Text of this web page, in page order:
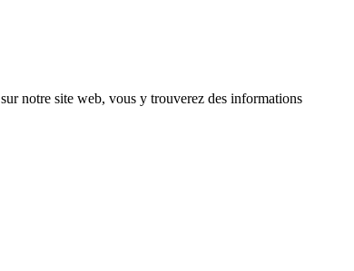
sur notre site web, vous y trouverez des informations